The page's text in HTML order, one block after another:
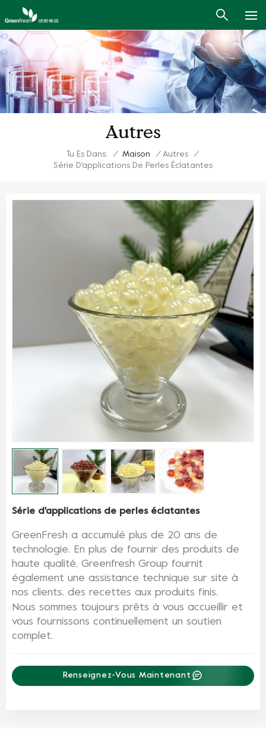
Autres
Tu Es Dans: / Maison / Autres
/
Série D'applications De Perles Éclatantes
Série d'applications de perles éclatantes
GreenFresh a accumulé plus de 20 ans de
technologie. En plus de fournir des produits de
haute qualité, Greenfresh Group fournit
également une assistance technique sur site à
nos clients, des recettes aux produits finis.
Nous sommes toujours prêts à vous accueillir et
vous fournissons continuellement un soutien
complet.
Renseignez-Vous Maintenant